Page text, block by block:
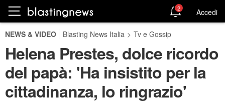
2 Accedi
NEWS & VIDEO Blasting News Italia > Tv e Gossip
Helena Prestes, dolce ricordo
del papà: 'Ha insistito per la
cittadinanza, lo ringrazio'